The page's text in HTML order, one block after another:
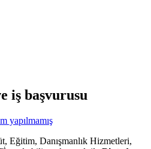
iş başvurusu
yapılmamış
Eğitim, Danışmanlık Hizmetleri,